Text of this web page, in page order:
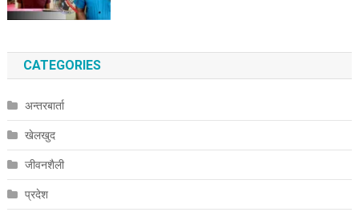
CATEGORIES
अन्तरबार्ता
खेलखुद
जीवनशैली
प्रदेश